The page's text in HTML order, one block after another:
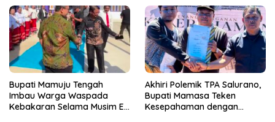
Bupati Mamuju Tengah
Imbau Warga Waspada
Kebakaran Selama Musim El
Akhiri Polemik TPA Salurano,
Bupati Mamasa Teken
Kesepahaman dengan